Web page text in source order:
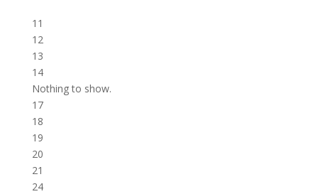
11
12
13
14
Nothing to show.
17
18
19
20
21
24